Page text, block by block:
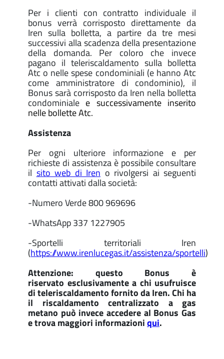
Per i clienti con contratto individuale il
bonus verrà corrisposto direttamente da
Iren sulla bolletta, a partire da tre mesi
successivi alla scadenza della presentazione
della domanda. Per coloro che invece
pagano il teleriscaldamento sulla bolletta
Atc o nelle spese condominiali (e hanno Atc
come amministratore di condominio), il
Bonus sarà corrisposto da Iren nella bolletta
condominiale e successivamente inserito
nelle bollette Atc.
Assistenza
Per ogni ulteriore informazione e per
richieste di assistenza è possibile consultare
il sito web di Iren o rivolgersi ai seguenti
contatti attivati dalla società:
-Numero Verde 800 969696
-WhatsApp 337 1227905
-Sportelli territoriali Iren
(https://www.irenlucegas.it/assistenza/sportelli)
Attenzione: questo Bonus è
riservato esclusivamente a chi usufruisce
di teleriscaldamento fornito da Iren. Chi ha
il riscaldamento centralizzato a gas
metano può invece accedere al Bonus Gas
e trova maggiori informazioniqui.